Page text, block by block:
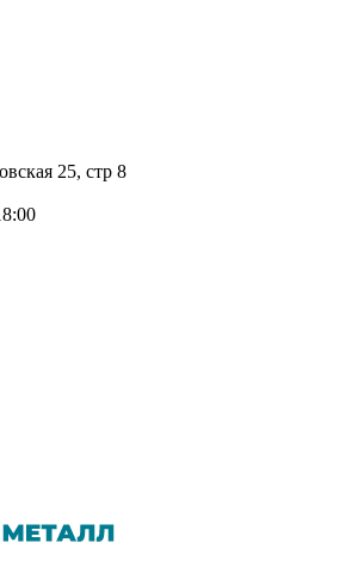
25, стр 8